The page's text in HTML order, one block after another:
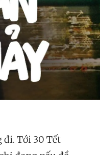
đi. Tới 30 Tết